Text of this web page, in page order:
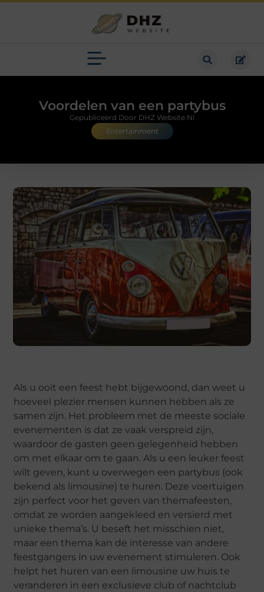
Voordelen van een partybus
Entertainment
Gepubliceerd Door DHZ Website.nl
Als u ooit een feest hebt bijgewoond, dan weet u
hoeveel plezier mensen kunnen hebben als ze
samen zijn. Het probleem met de meeste sociale
evenementen is dat ze vaak verspreid zijn,
waardoor de gasten geen gelegenheid hebben
om met elkaar om te gaan. Als u een leuker feest
wilt geven, kunt u overwegen een partybus (ook
bekend als limousine) te huren. Deze voertuigen
zijn perfect voor het geven van themafeesten,
omdat ze worden aangekleed en versierd met
unieke thema’s. U beseft het misschien niet,
maar een thema kan de interesse van andere
feestgangers in uw evenement stimuleren. Ook
helpt het huren van een limousine uw huis te
veranderen in een exclusieve club of nachtclub